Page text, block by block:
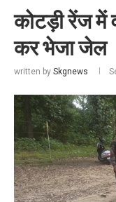
कोटड़ी रेंज में
कर भेजा जेल
written by Skgnews